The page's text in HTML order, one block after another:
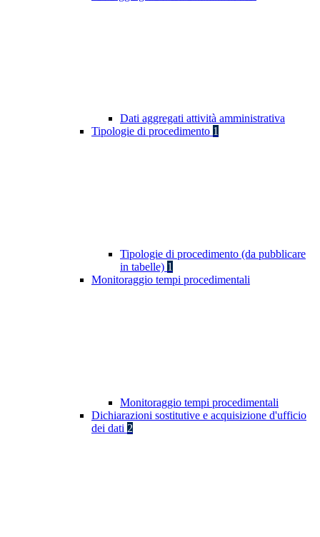
Dati aggregati attività amministrativa
Tipologie di procedimento 1
Tipologie di procedimento (da pubblicare
in tabelle) 1
Monitoraggio tempi procedimentali
Monitoraggio tempi procedimentali
Dichiarazioni sostitutive e acquisizione d'ufficio
dei dati 2